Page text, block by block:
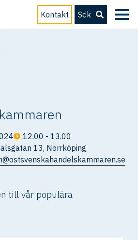
Kontakt Sök
12.00 - 13.00
13, Norrköping
till vår populära